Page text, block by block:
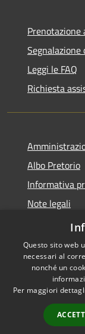
Segnalazione
Leggi le FAQ
Richiesta
Albo Pretorio
Informativa
Note legali
Accessibilità
Questo sito web
necessari al
nonché un
Per maggiori